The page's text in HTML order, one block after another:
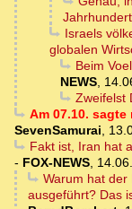
Jahrhundert
Israels
globalen
Beim
NEWS,
Zweifelst
Am 07.10.
SevenSamurai,
Fakt ist, Iran hat
- FOX-NEWS,
Warum hat der
ausgeführt? Das